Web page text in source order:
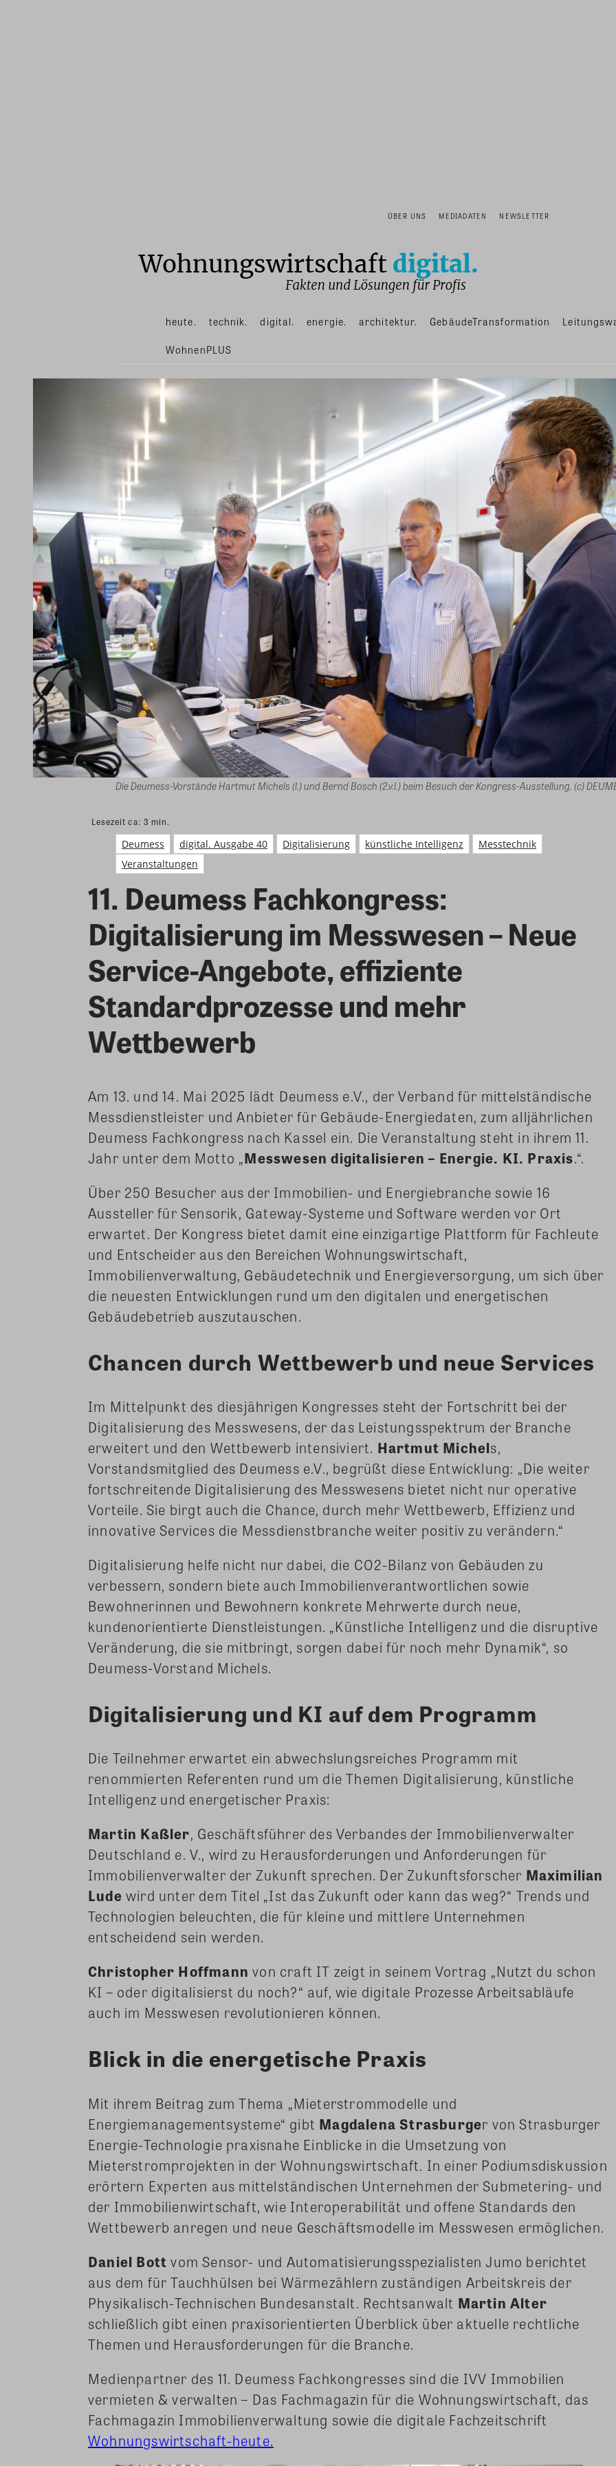
ÜBER UNS MEDIADATEN NEWSLETTER
heute. technik. digital. energie. architektur. GebäudeTransformation
WohnenPLUS
Die Deumess-Vorstände Hartmut Michels (l.) und Bernd Bosch (2.v.l.) beim Besuch der Kongress-Ausstellung. (c)
Lesezeit ca: 3 min.
Deumess digital. Ausgabe 40 Digitalisierung künstliche Intelligenz
Messtechnik
Veranstaltungen
11. Deumess Fachkongress:
Digitalisierung im Messwesen – Neue
Service-Angebote, effiziente
Standardprozesse und mehr
Wettbewerb
Am 13. und 14. Mai 2025 lädt Deumess e.V., der Verband für mittelständische
Messdienstleister und Anbieter für Gebäude-Energiedaten, zum alljährlichen
Deumess Fachkongress nach Kassel ein. Die Veranstaltung steht in ihrem 11.
Jahr unter dem Motto „Messwesen digitalisieren – Energie. KI. Praxis.“.
Über 250 Besucher aus der Immobilien- und Energiebranche sowie 16
Aussteller für Sensorik, Gateway-Systeme und Software werden vor Ort
erwartet. Der Kongress bietet damit eine einzigartige Plattform für Fachleute
und Entscheider aus den Bereichen Wohnungswirtschaft,
Immobilienverwaltung, Gebäudetechnik und Energieversorgung, um sich über
die neuesten Entwicklungen rund um den digitalen und energetischen
Gebäudebetrieb auszutauschen.
Chancen durch Wettbewerb und neue Services
Im Mittelpunkt des diesjährigen Kongresses steht der Fortschritt bei der
Digitalisierung des Messwesens, der das Leistungsspektrum der Branche
erweitert und den Wettbewerb intensiviert. Hartmut Michels,
Vorstandsmitglied des Deumess e.V., begrüßt diese Entwicklung: „Die weiter
fortschreitende Digitalisierung des Messwesens bietet nicht nur operative
Vorteile. Sie birgt auch die Chance, durch mehr Wettbewerb, Effizienz und
innovative Services die Messdienstbranche weiter positiv zu verändern.“
Digitalisierung helfe nicht nur dabei, die CO2-Bilanz von Gebäuden zu
verbessern, sondern biete auch Immobilienverantwortlichen sowie
Bewohnerinnen und Bewohnern konkrete Mehrwerte durch neue,
kundenorientierte Dienstleistungen. „Künstliche Intelligenz und die disruptive
Veränderung, die sie mitbringt, sorgen dabei für noch mehr Dynamik“, so
Deumess-Vorstand Michels.
Digitalisierung und KI auf dem Programm
Die Teilnehmer erwartet ein abwechslungsreiches Programm mit
renommierten Referenten rund um die Themen Digitalisierung, künstliche
Intelligenz und energetischer Praxis:
Martin Kaßler, Geschäftsführer des Verbandes der Immobilienverwalter
Deutschland e. V., wird zu Herausforderungen und Anforderungen für
Immobilienverwalter der Zukunft sprechen. Der Zukunftsforscher Maximilian
Lude wird unter dem Titel „Ist das Zukunft oder kann das weg?“ Trends und
Technologien beleuchten, die für kleine und mittlere Unternehmen
entscheidend sein werden.
Christopher Hoffmann von craft IT zeigt in seinem Vortrag „Nutzt du schon
KI – oder digitalisierst du noch?“ auf, wie digitale Prozesse Arbeitsabläufe
auch im Messwesen revolutionieren können.
Blick in die energetische Praxis
Mit ihrem Beitrag zum Thema „Mieterstrommodelle und
Energiemanagementsysteme“ gibt Magdalena Strasburger von Strasburger
Energie-Technologie praxisnahe Einblicke in die Umsetzung von
Mieterstromprojekten in der Wohnungswirtschaft. In einer Podiumsdiskussion
erörtern Experten aus mittelständischen Unternehmen der Submetering- und
der Immobilienwirtschaft, wie Interoperabilität und offene Standards den
Wettbewerb anregen und neue Geschäftsmodelle im Messwesen ermöglichen.
Daniel Bott vom Sensor- und Automatisierungs­spezialisten Jumo berichtet
aus dem für Tauchhülsen bei Wärmezählern zuständigen Arbeitskreis der
Physikalisch-Technischen Bundesanstalt. Rechtsanwalt Martin Alter
schließlich gibt einen praxisorientierten Überblick über aktuelle rechtliche
Themen und Herausforderungen für die Branche.
Medienpartner des 11. Deumess Fachkongresses sind die IVV Immobilien
vermieten & verwalten – Das Fachmagazin für die Wohnungswirtschaft, das
Fachmagazin Immobilienverwaltung sowie die digitale Fachzeitschrift
Wohnungswirtschaft-heute.